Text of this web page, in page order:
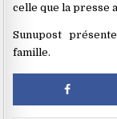
celle que la presse
Sunupost
famille.